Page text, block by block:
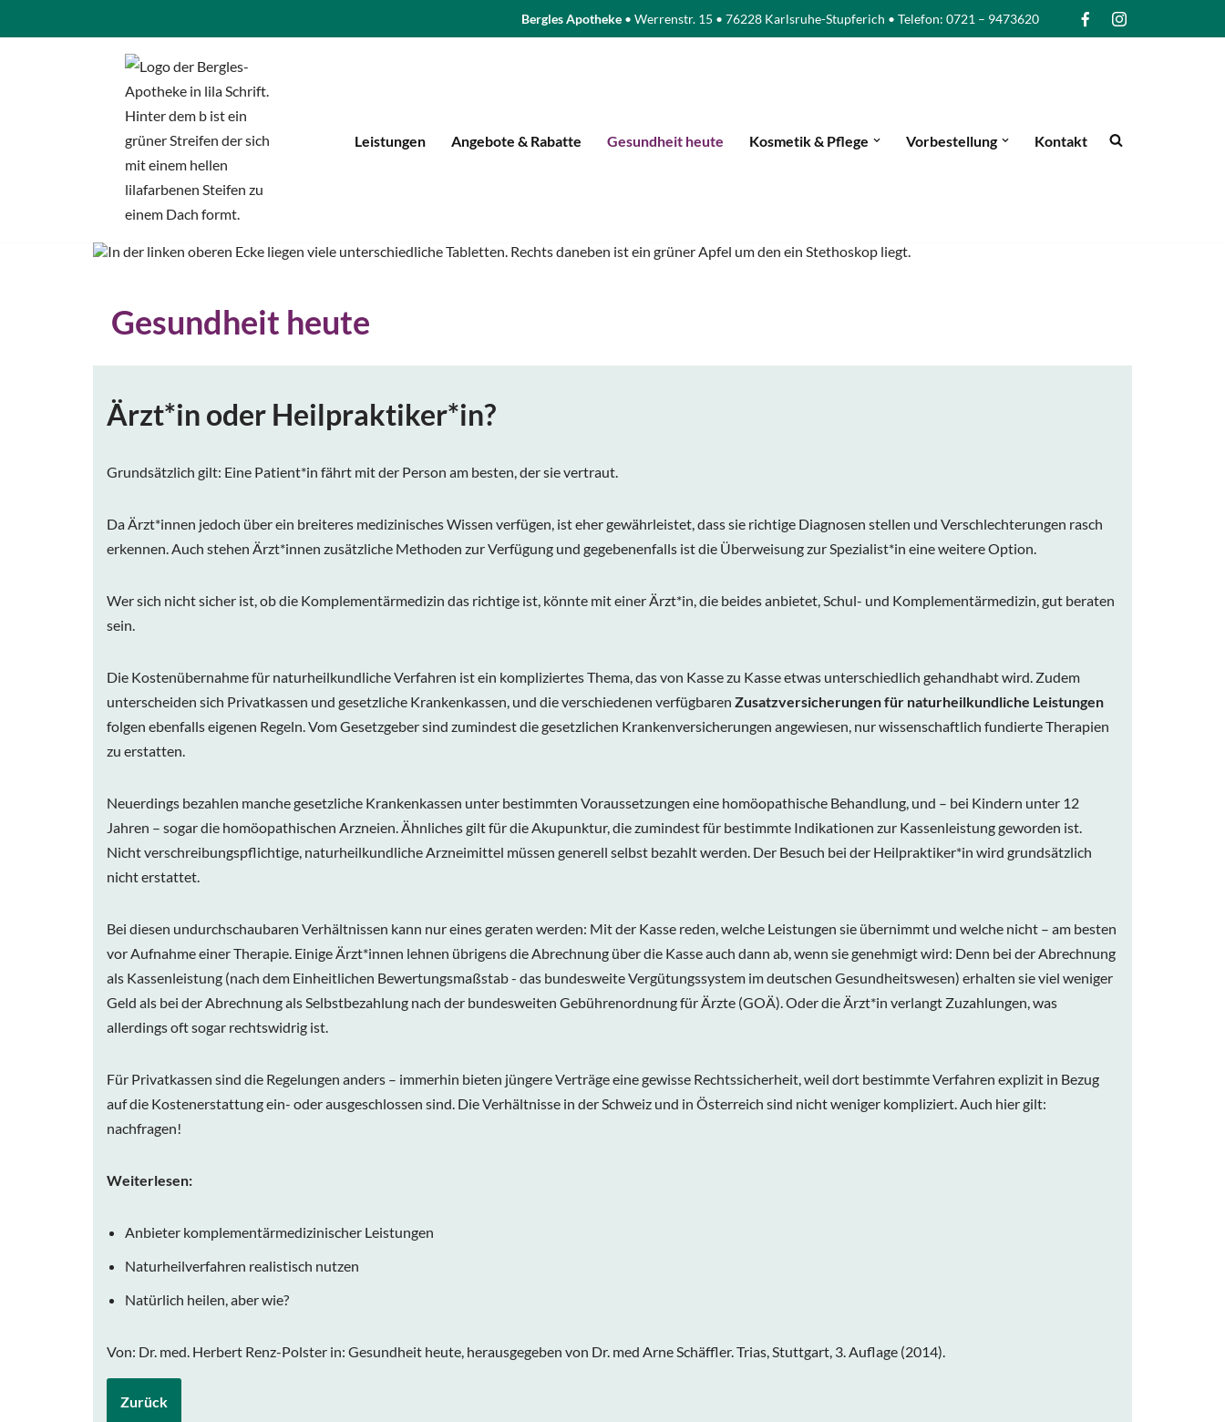
Bergles Apotheke • Werrenstr. 15 • 76228 Karlsruhe-Stupferich • Telefon: 0721 – 9473620
Leistungen Angebote & Rabatte Gesundheit heute Kosmetik & Pflege Vorbestellung Kontakt
Gesundheit heute
Ärzt*in oder Heilpraktiker*in?
Grundsätzlich gilt: Eine Patient*in fährt mit der Person am besten, der sie vertraut.
Da Ärzt*innen jedoch über ein breiteres medizinisches Wissen verfügen, ist eher gewährleistet, dass sie richtige Diagnosen stellen und Verschlechterungen rasch
erkennen. Auch stehen Ärzt*innen zusätzliche Methoden zur Verfügung und gegebenenfalls ist die Überweisung zur Spezialist*in eine weitere Option.
Wer sich nicht sicher ist, ob die Komplementärmedizin das richtige ist, könnte mit einer Ärzt*in, die beides anbietet, Schul- und Komplementärmedizin, gut beraten
sein.
Die Kostenübernahme für naturheilkundliche Verfahren ist ein kompliziertes Thema, das von Kasse zu Kasse etwas unterschiedlich gehandhabt wird. Zudem
unterscheiden sich Privatkassen und gesetzliche Krankenkassen, und die verschiedenen verfügbaren Zusatzversicherungen für naturheilkundliche Leistungen
folgen ebenfalls eigenen Regeln. Vom Gesetzgeber sind zumindest die gesetzlichen Krankenversicherungen angewiesen, nur wissenschaftlich fundierte Therapien
zu erstatten.
Neuerdings bezahlen manche gesetzliche Krankenkassen unter bestimmten Voraussetzungen eine homöopathische Behandlung, und – bei Kindern unter 12
Jahren – sogar die homöopathischen Arzneien. Ähnliches gilt für die Akupunktur, die zumindest für bestimmte Indikationen zur Kassenleistung geworden ist.
Nicht verschreibungspflichtige, naturheilkundliche Arzneimittel müssen generell selbst bezahlt werden. Der Besuch bei der Heilpraktiker*in wird grundsätzlich
nicht erstattet.
Bei diesen undurchschaubaren Verhältnissen kann nur eines geraten werden: Mit der Kasse reden, welche Leistungen sie übernimmt und welche nicht – am besten
vor Aufnahme einer Therapie. Einige Ärzt*innen lehnen übrigens die Abrechnung über die Kasse auch dann ab, wenn sie genehmigt wird: Denn bei der Abrechnung
als Kassenleistung (nach dem Einheitlichen Bewertungsmaßstab - das bundesweite Vergütungssystem im deutschen Gesundheitswesen) erhalten sie viel weniger
Geld als bei der Abrechnung als Selbstbezahlung nach der bundesweiten Gebührenordnung für Ärzte (GOÄ). Oder die Ärzt*in verlangt Zuzahlungen, was
allerdings oft sogar rechtswidrig ist.
Für Privatkassen sind die Regelungen anders – immerhin bieten jüngere Verträge eine gewisse Rechtssicherheit, weil dort bestimmte Verfahren explizit in Bezug
auf die Kostenerstattung ein- oder ausgeschlossen sind. Die Verhältnisse in der Schweiz und in Österreich sind nicht weniger kompliziert. Auch hier gilt:
nachfragen!
Weiterlesen:
Anbieter komplementärmedizinischer Leistungen
Naturheilverfahren realistisch nutzen
Natürlich heilen, aber wie?
Von: Dr. med. Herbert Renz-Polster in: Gesundheit heute, herausgegeben von Dr. med Arne Schäffler. Trias, Stuttgart, 3. Auflage (2014).
Zurück